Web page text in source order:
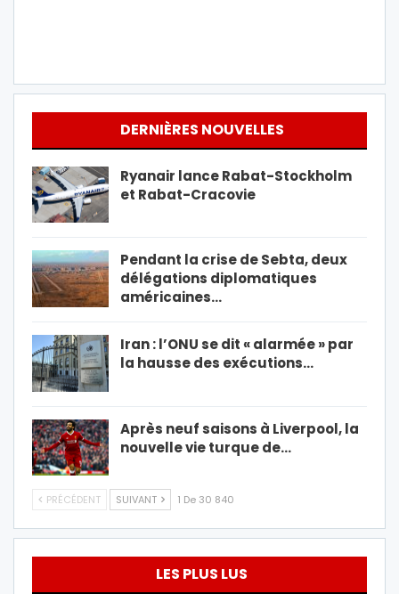
DERNIÈRES NOUVELLES
Ryanair lance Rabat-Stockholm
et Rabat-Cracovie
Pendant la crise de Sebta, deux
délégations diplomatiques
américaines…
Iran : l’ONU se dit « alarmée » par
la hausse des exécutions…
Après neuf saisons à Liverpool, la
nouvelle vie turque de…
PRÉCÉDENT SUIVANT 1 De 30 840
LES PLUS LUS